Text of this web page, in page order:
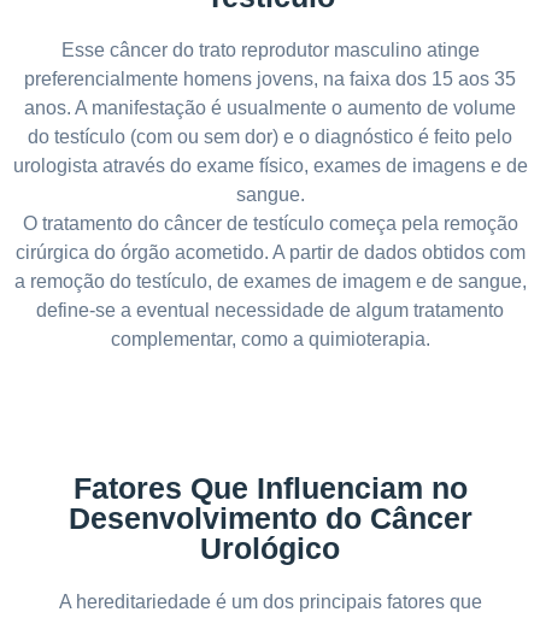
Esse câncer do trato reprodutor masculino atinge
preferencialmente homens jovens, na faixa dos 15 aos 35
anos. A manifestação é usualmente o aumento de volume
do testículo (com ou sem dor) e o diagnóstico é feito pelo
urologista através do exame físico, exames de imagens e de
sangue.
O tratamento do câncer de testículo começa pela remoção
cirúrgica do órgão acometido. A partir de dados obtidos com
a remoção do testículo, de exames de imagem e de sangue,
define-se a eventual necessidade de algum tratamento
complementar, como a quimioterapia.
Fatores Que Influenciam no
Desenvolvimento do Câncer
Urológico
A hereditariedade é um dos principais fatores que